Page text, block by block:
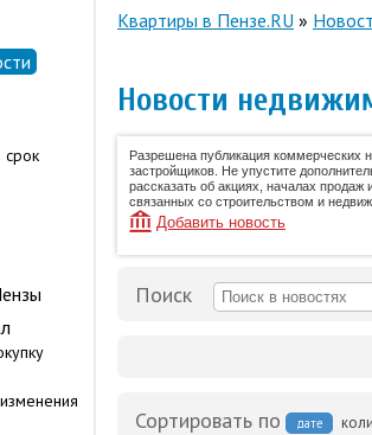
срок
Квартиры в Пензе.RU »
Новости
Разрешена публикация коммерческих
застройщиков. Не упустите
рассказать об акциях, началах продаж
связанных со строительством и
Добавить новость
Поиск
Сортировать по дате